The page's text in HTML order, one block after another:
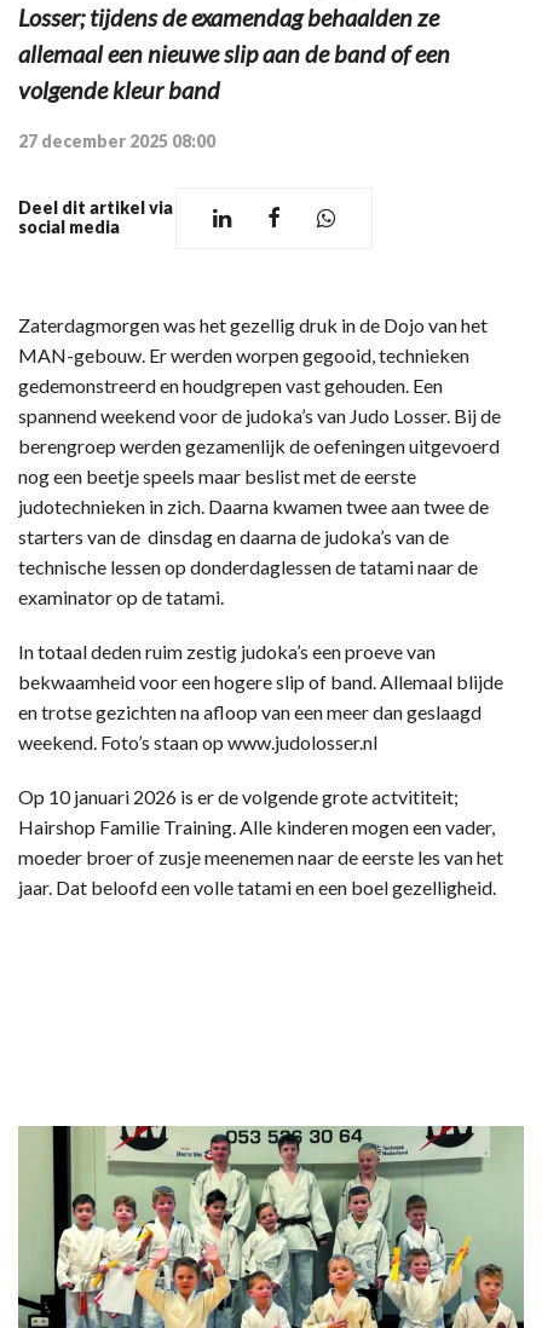
Losser; tijdens de examendag behaalden ze
allemaal een nieuwe slip aan de band of een
volgende kleur band
27 december 2025 08:00
Deel dit artikel via
social media
Zaterdagmorgen was het gezellig druk in de Dojo van het
MAN-gebouw. Er werden worpen gegooid, technieken
gedemonstreerd en houdgrepen vast gehouden. Een
spannend weekend voor de judoka’s van Judo Losser. Bij de
berengroep werden gezamenlijk de oefeningen uitgevoerd
nog een beetje speels maar beslist met de eerste
judotechnieken in zich. Daarna kwamen twee aan twee de
starters van de dinsdag en daarna de judoka’s van de
technische lessen op donderdaglessen de tatami naar de
examinator op de tatami.
In totaal deden ruim zestig judoka’s een proeve van
bekwaamheid voor een hogere slip of band. Allemaal blijde
en trotse gezichten na afloop van een meer dan geslaagd
weekend. Foto’s staan op www.judolosser.nl
Op 10 januari 2026 is er de volgende grote actvititeit;
Hairshop Familie Training. Alle kinderen mogen een vader,
moeder broer of zusje meenemen naar de eerste les van het
jaar. Dat beloofd een volle tatami en een boel gezelligheid.